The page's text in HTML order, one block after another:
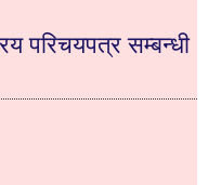
परिचयपत्र सम्बन्धी